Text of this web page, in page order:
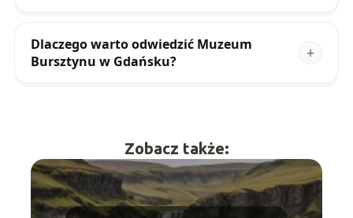
Dlaczego warto odwiedzić Muzeum
Bursztynu w Gdańsku?
Zobacz także: